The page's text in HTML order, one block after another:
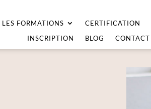
LES FORMATIONS CERTIFICATION
INSCRIPTION
BLOG CONTACT